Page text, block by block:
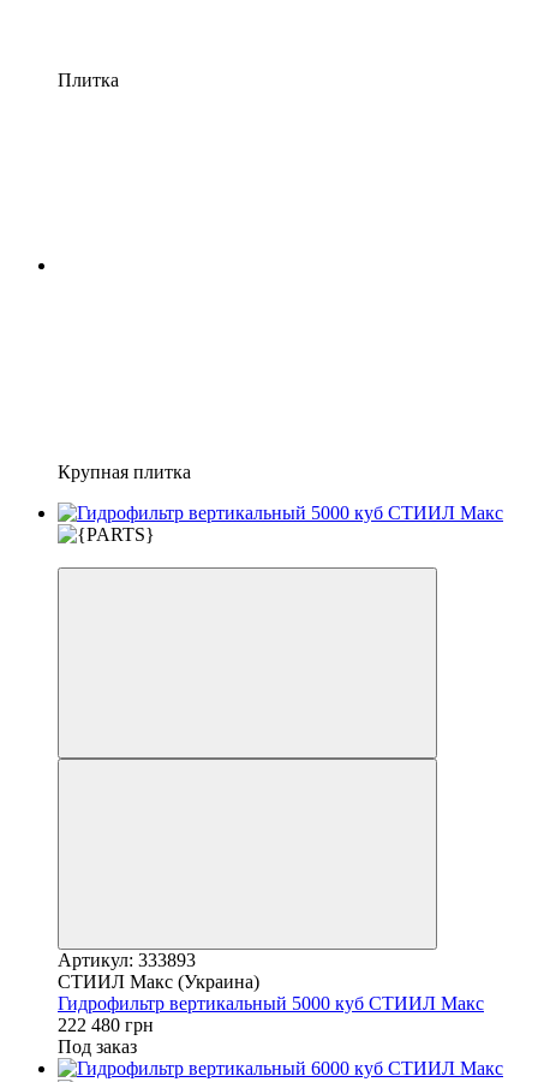
Плитка
Крупная плитка
Артикул: 333893
СТИИЛ Макс (Украина)
Гидрофильтр вертикальный 5000 куб СТИИЛ Макс
222 480 грн
Под заказ